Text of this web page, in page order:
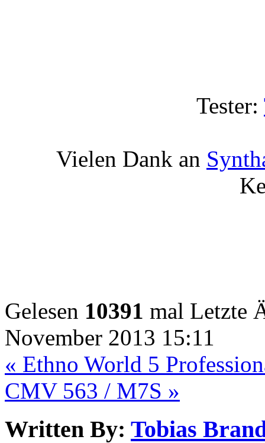
Tester:
Vielen Dank an
Gelesen 10391 mal Letzte
November 2013 15:11
« Ethno World 5
CMV 563 / M7S »
Written By: Tobias